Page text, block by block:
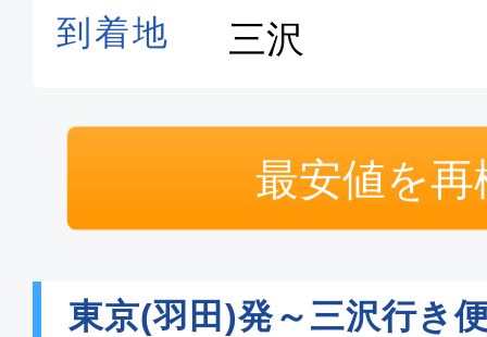
最安値を再
東京(羽田)発～三沢行き